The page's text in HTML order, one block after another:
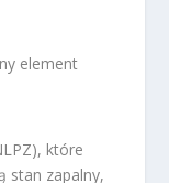
element
które
stan zapalny,